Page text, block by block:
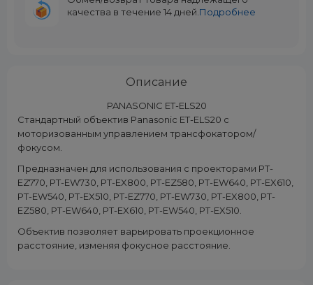
качества в течение 14 дней. Подробнее
Описание
PANASONIC ET-ELS20
Стандартный объектив Panasonic ET-ELS20 с
моторизованным управлением трансфокатором/
фокусом.
Предназначен для использования с проекторами PT-
EZ770, PT-EW730, PT-EX800, PT-EZ580, PT-EW640, PT-EX610,
PT-EW540, PT-EX510, PT-EZ770, PT-EW730, PT-EX800, PT-
EZ580, PT-EW640, PT-EX610, PT-EW540, PT-EX510.
Объектив позволяет варьировать проекционное
расстояние, изменяя фокусное расстояние.